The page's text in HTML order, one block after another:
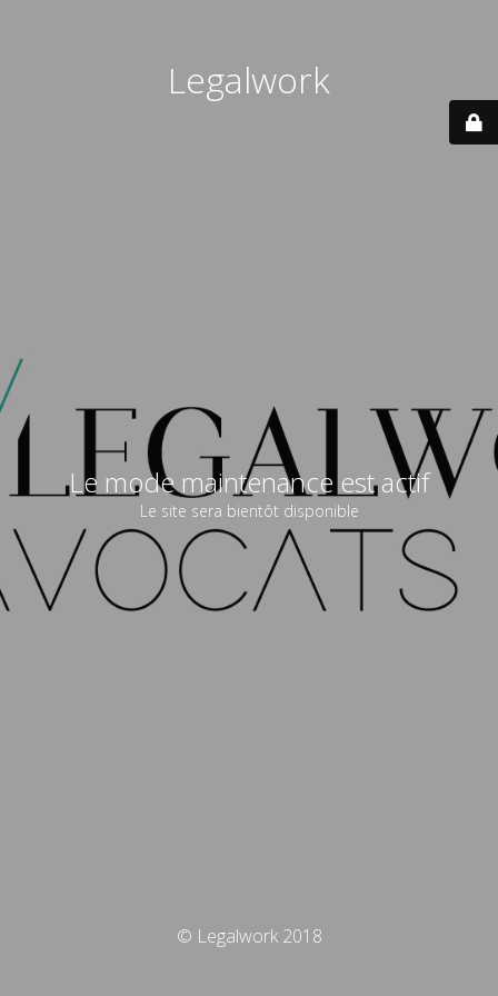
Legalwork
Le mode maintenance est actif
Le site sera bientôt disponible
© Legalwork 2018